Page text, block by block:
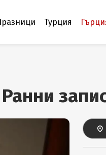
Турция